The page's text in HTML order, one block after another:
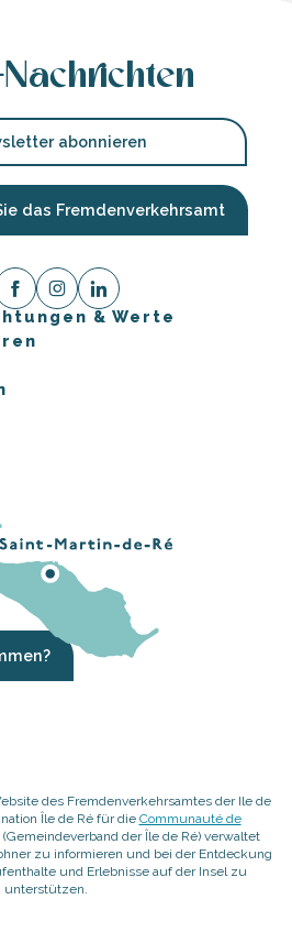
Nachrichten
abonnieren
das Fremdenverkehrsamt
& Werte
des Fremdenverkehrsamtes der Ile de
Île de Ré für die Communauté de
(Gemeindeverband der Île de Ré) verwaltet
zu informieren und bei der Entdeckung
und Erlebnisse auf der Insel zu
unterstützen.